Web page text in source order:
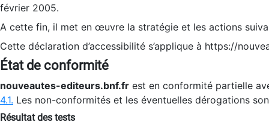
février 2005.
A cette fin, il met en œuvre la stratégie et les actions
Cette déclaration d’accessibilité s’applique à https://
État de conformité
nouveautes-editeurs.bnf.fr est en conformité partielle
4.1. Les non-conformités et les éventuelles dérogations
Résultat des tests